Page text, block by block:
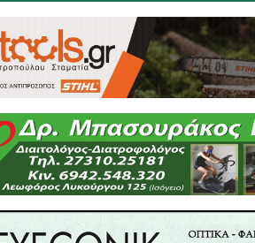
Τετάρτη